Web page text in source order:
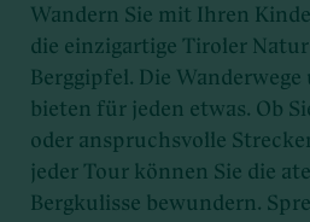
Wandern Sie mit Ihren
die einzigartige Tiroler
Berggipfel. Die Wanderwege
bieten für jeden etwas. Ob
oder anspruchsvolle
jeder Tour können Sie die
Bergkulisse bewundern.